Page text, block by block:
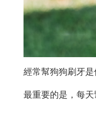
經常幫狗狗刷牙
最重要的是，每